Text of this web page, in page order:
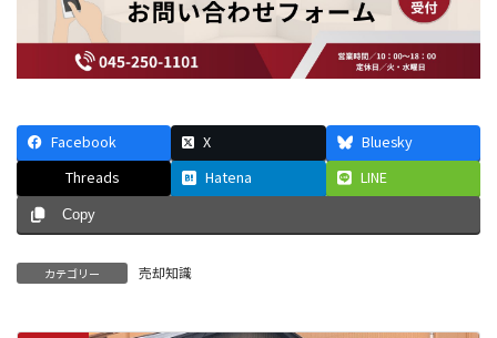
Facebook X
Bluesky
Threads
Hatena LINE
Copy
カテゴリー 売却知識